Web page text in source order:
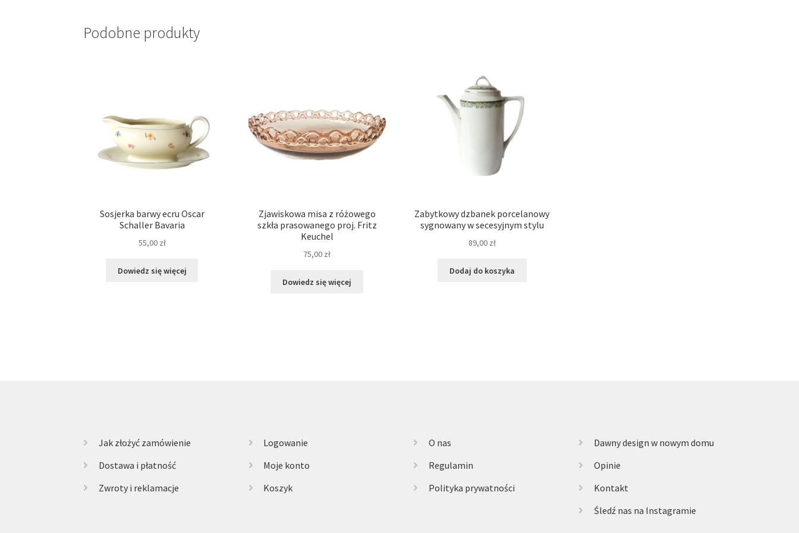
Podobne produkty
Sosjerka barwy ecru Oscar
Schaller Bavaria
55,00 zł
Dowiedz się więcej
Zjawiskowa misa z różowego
szkła prasowanego proj. Fritz
Keuchel
75,00 zł
Dowiedz się więcej
Zabytkowy dzbanek porcelanowy
sygnowany w secesyjnym stylu
89,00 zł
Dodaj do koszyka
Jak złożyć zamówienie
Dostawa i płatność
Zwroty i reklamacje
Logowanie
Moje konto
Koszyk
O nas
Regulamin
Polityka prywatności
Dawny design w nowym domu
Opinie
Kontakt
Śledź nas na Instagramie